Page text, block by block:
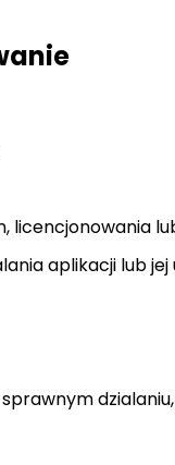
licencjonowania
aplikacji lub jej